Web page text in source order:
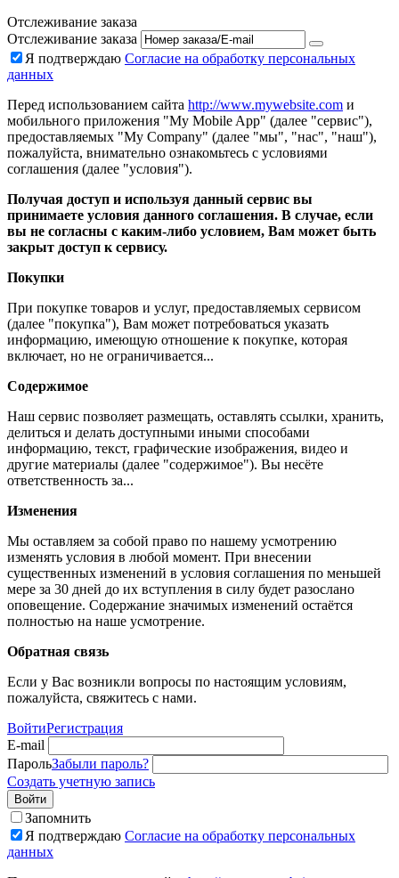
Отслеживание заказа
Отслеживание заказа
Я подтверждаю Согласие на обработку персональных
данных
Перед использованием сайта http://www.mywebsite.com и
мобильного приложения "My Mobile App" (далее "сервис"),
предоставляемых "My Company" (далее "мы", "нас", "наш"),
пожалуйста, внимательно ознакомьтесь с условиями
соглашения (далее "условия").
Получая доступ и используя данный сервис вы
принимаете условия данного соглашения. В случае, если
вы не согласны с каким-либо условием, Вам может быть
закрыт доступ к сервису.
Покупки
При покупке товаров и услуг, предоставляемых сервисом
(далее "покупка"), Вам может потребоваться указать
информацию, имеющую отношение к покупке, которая
включает, но не ограничивается...
Содержимое
Наш сервис позволяет размещать, оставлять ссылки, хранить,
делиться и делать доступными иными способами
информацию, текст, графические изображения, видео и
другие материалы (далее "содержимое"). Вы несёте
ответственность за...
Изменения
Мы оставляем за собой право по нашему усмотрению
изменять условия в любой момент. При внесении
существенных изменений в условия соглашения по меньшей
мере за 30 дней до их вступления в силу будет разослано
оповещение. Содержание значимых изменений остаётся
полностью на наше усмотрение.
Обратная связь
Если у Вас возникли вопросы по настоящим условиям,
пожалуйста, свяжитесь с нами.
ВойтиРегистрация
E-mail
ПарольЗабыли пароль?
Создать учетную запись
Войти
Запомнить
Я подтверждаю Согласие на обработку персональных
данных